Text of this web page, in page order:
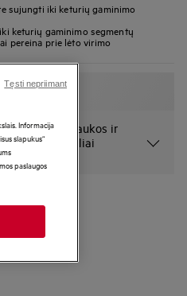
sujungti iki keturių gaminimo
keturių gaminimo segmentų
pereina prie lėto virimo
nuotraukos ir
ir gali netiksliai
Informacija
slapukus“
paslaugos
Tęsti nepriimant